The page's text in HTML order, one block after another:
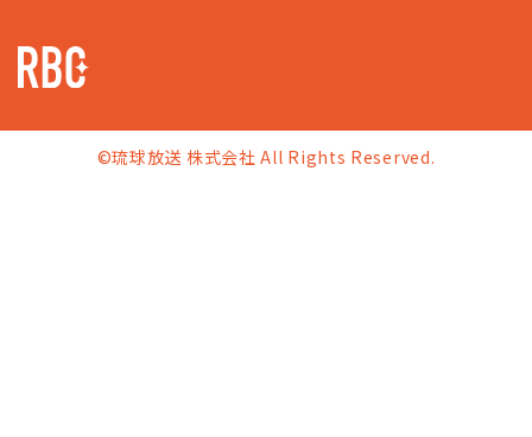
©琉球放送 株式会社 All Rights Reserved.